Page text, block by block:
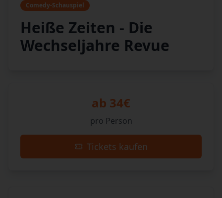
Comedy-Schauspiel
Heiße Zeiten - Die
Wechseljahre Revue
ab 34€
pro Person
Tickets kaufen